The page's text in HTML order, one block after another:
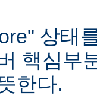
상태
핵심부
한다.